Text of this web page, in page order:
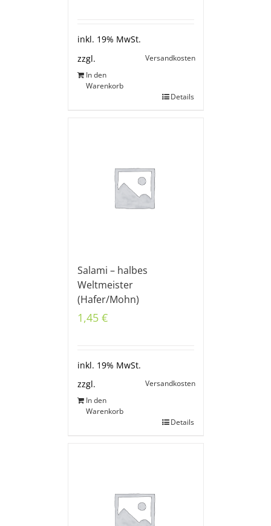
inkl. 19% MwSt.
zzgl.
Versandkosten
In den
Warenkorb
Details
Salami – halbes
Weltmeister
(Hafer/Mohn)
1,45 €
inkl. 19% MwSt.
zzgl.
Versandkosten
In den
Warenkorb
Details